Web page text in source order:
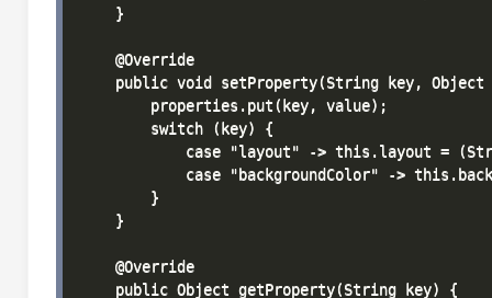
    }
    @Override
public void setProperty(String key, Object
        properties.put(key, value);
        switch (key) {
case "layout" -> this.layout =
case "backgroundColor" ->
        }
    }
    @Override
    public Object getProperty(String key) {